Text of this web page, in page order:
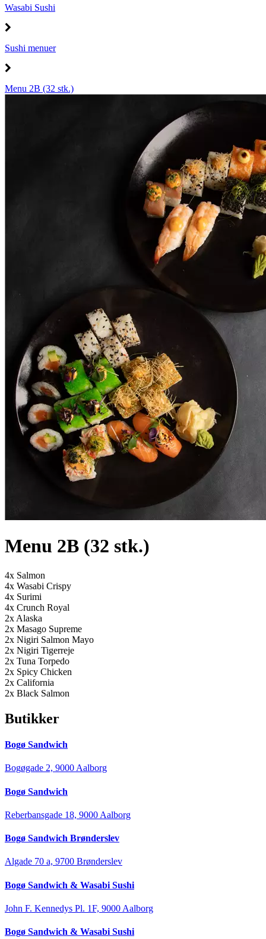
Wasabi Sushi
Sushi menuer
Menu 2B (32 stk.)
Menu 2B (32 stk.)
4x Salmon
4x Wasabi Crispy
4x Surimi
4x Crunch Royal
2x Alaska
2x Masago Supreme
2x Nigiri Salmon Mayo
2x Nigiri Tigerreje
2x Tuna Torpedo
2x Spicy Chicken
2x California
2x Black Salmon
Butikker
Bogø Sandwich
Bogøgade 2, 9000 Aalborg
Bogø Sandwich
Reberbansgade 18, 9000 Aalborg
Bogø Sandwich Brønderslev
Algade 70 a, 9700 Brønderslev
Bogø Sandwich & Wasabi Sushi
John F. Kennedys Pl. 1F, 9000 Aalborg
Bogø Sandwich & Wasabi Sushi